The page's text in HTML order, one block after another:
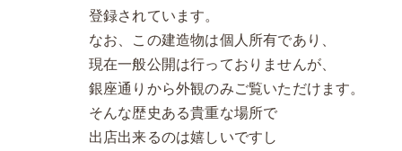
登録されています。
なお、この建造物は個人所有であり、
現在一般公開は行っておりませんが、
銀座通りから外観のみご覧いただけます。
そんな歴史ある貴重な場所で
出店出来るのは嬉しいですし